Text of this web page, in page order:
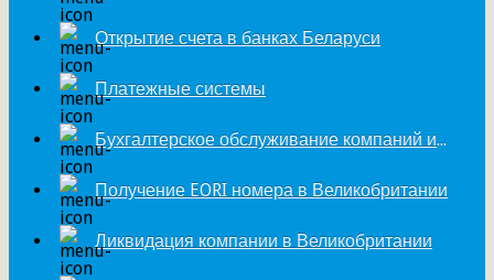
Открытие счета в банках Беларуси
Платежные системы
Бухгалтерское обслуживание компаний из Великобритании
Получение EORI номера в Великобритании
Ликвидация компании в Великобритании